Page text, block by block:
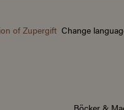
of Zupergift Change
Böcker &